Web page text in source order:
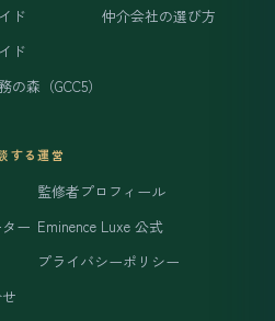
ド
ド
の森（GCC5）
仲介会社の選び方
する
ー
運営
監修者プロフィール
Eminence Luxe 公式
プライバシーポリシー